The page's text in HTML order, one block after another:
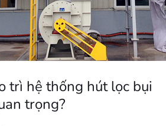
trì hệ thống hút lọc bụi
trọng?